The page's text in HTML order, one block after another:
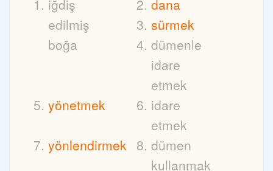
iğdiş
edilmiş
boğa
dana
sürmek
dümenle
idare
etmek
yönetmek
idare
etmek
yönlendirmek
dümen
kullanmak